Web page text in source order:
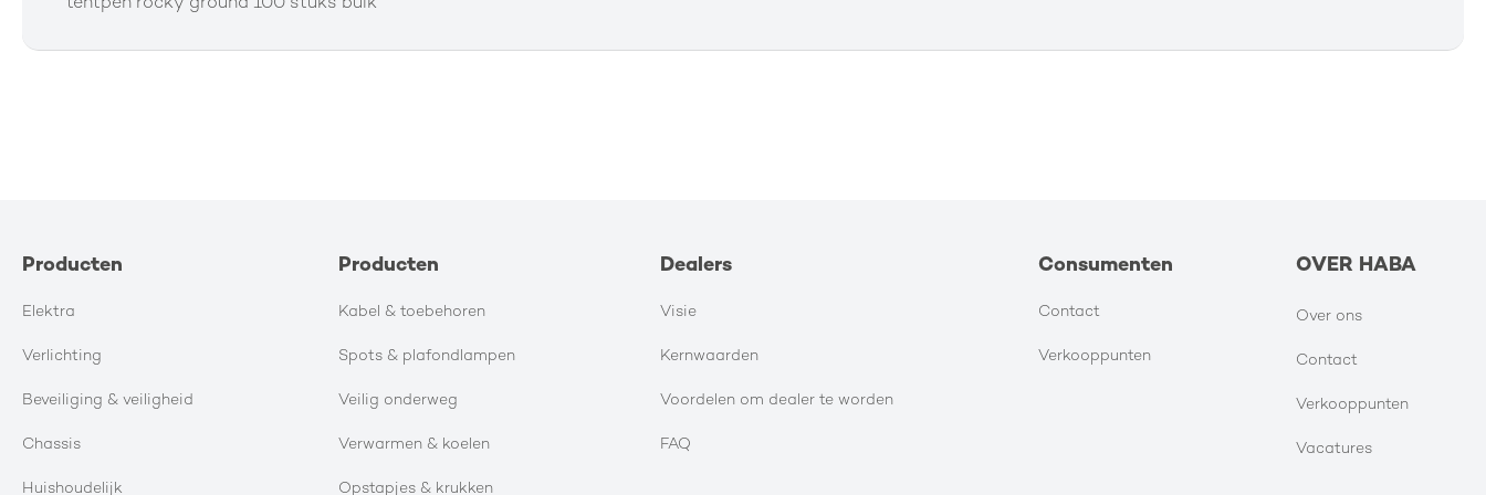
tentpen rocky ground 100 stuks bulk
Producten
Elektra
Verlichting
Beveiliging & veiligheid
Chassis
Huishoudelijk
Producten
Kabel & toebehoren
Spots & plafondlampen
Veilig onderweg
Verwarmen & koelen
Opstapjes & krukken
Dealers
Visie
Kernwaarden
Voordelen om dealer te worden
FAQ
Consumenten
Contact
Verkooppunten
OVER HABA
Over ons
Contact
Verkooppunten
Vacatures